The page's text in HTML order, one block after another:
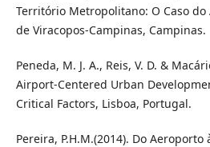
Território Metropolitano: O Caso
de Viracopos-Campinas, Campinas.
Peneda, M. J. A., Reis, V. D. &
Airport-Centered Urban
Critical Factors, Lisboa, Portugal.
Pereira, P.H.M.(2014). Do